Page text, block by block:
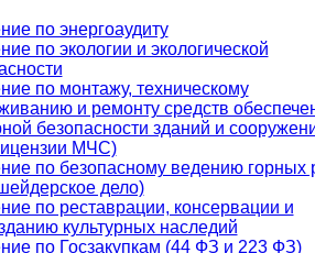
по энергоаудиту
по экологии и экологической
по монтажу, техническому
и ремонту средств
безопасности зданий и
МЧС)
по безопасному ведению горных
дело)
по реставрации, консервации и
культурных наследий
по Госзакупкам (44 ФЗ и 223 ФЗ)